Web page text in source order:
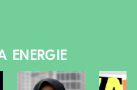
ENERGIE